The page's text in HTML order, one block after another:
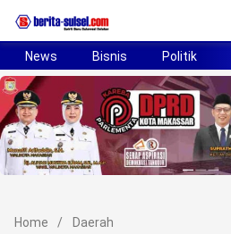
Home
News
Politik
News Bisnis Politik
Home / Daerah